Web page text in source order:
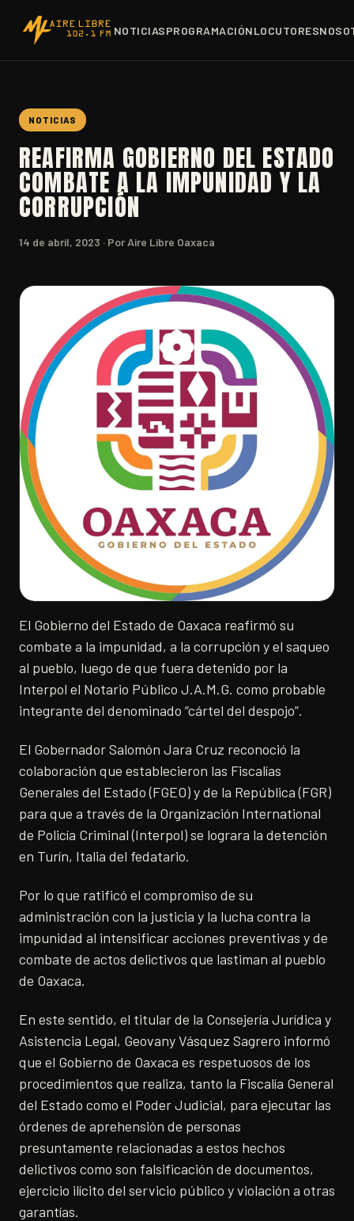
NOTICIASPROGRAMACIÓNLOCUTORES
NOTICIAS
REAFIRMA GOBIERNO DEL ESTADO
COMBATE A LA IMPUNIDAD Y LA
CORRUPCIÓN
14 de abril, 2023 · Por Aire Libre Oaxaca
El Gobierno del Estado de Oaxaca reafirmó su
combate a la impunidad, a la corrupción y el saqueo
al pueblo, luego de que fuera detenido por la
Interpol el Notario Público J.A.M.G. como probable
integrante del denominado “cártel del despojo”.
El Gobernador Salomón Jara Cruz reconoció la
colaboración que establecieron las Fiscalías
Generales del Estado (FGEO) y de la República (FGR)
para que a través de la Organización International
de Policía Criminal (Interpol) se lograra la detención
en Turín, Italia del fedatario.
Por lo que ratificó el compromiso de su
administración con la justicia y la lucha contra la
impunidad al intensificar acciones preventivas y de
combate de actos delictivos que lastiman al pueblo
de Oaxaca.
En este sentido, el titular de la Consejería Jurídica y
Asistencia Legal, Geovany Vásquez Sagrero informó
que el Gobierno de Oaxaca es respetuosos de los
procedimientos que realiza, tanto la Fiscalía General
del Estado como el Poder Judicial, para ejecutar las
órdenes de aprehensión de personas
presuntamente relacionadas a estos hechos
delictivos como son falsificación de documentos,
ejercicio ilícito del servicio público y violación a otras
garantías.